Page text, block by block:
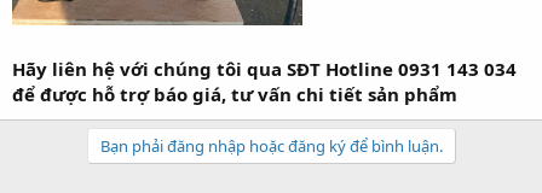
Hãy liên hệ với chúng tôi qua SĐT Hotline 0931 143 034
để được hỗ trợ báo giá, tư vấn chi tiết sản phẩm
Bạn phải đăng nhập hoặc đăng ký để bình luận.